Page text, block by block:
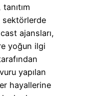
ajansları,
yoğun ilgi
yapılan
hayallerine